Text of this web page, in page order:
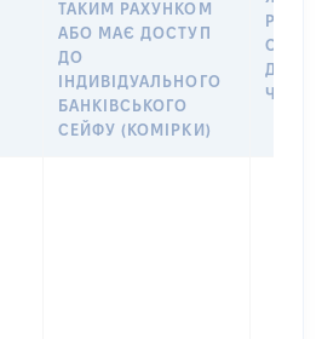
ТАКИМ РАХУНКОМ
АБО МАЄ ДОСТУП
ДО
ІНДИВІДУАЛЬНОГО
БАНКІВСЬКОГО
СЕЙФУ (КОМІРКИ)